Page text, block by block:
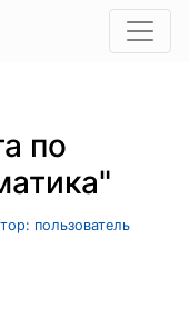
по
пользователь